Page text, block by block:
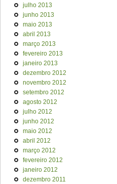
julho 2013
junho 2013
maio 2013
abril 2013
março 2013
fevereiro 2013
janeiro 2013
dezembro 2012
novembro 2012
setembro 2012
agosto 2012
julho 2012
junho 2012
maio 2012
abril 2012
março 2012
fevereiro 2012
janeiro 2012
dezembro 2011